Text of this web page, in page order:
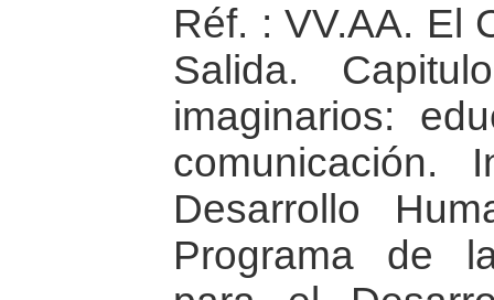
Réf. : VV.AA. El
Salida.
imaginarios:
comunicación.
Desarrollo
Programa de